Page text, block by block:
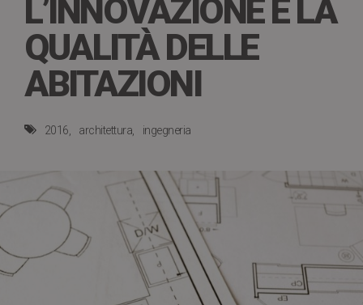
L’INNOVAZIONE E LA
QUALITÀ DELLE
ABITAZIONI
2016 architettura ingegneria